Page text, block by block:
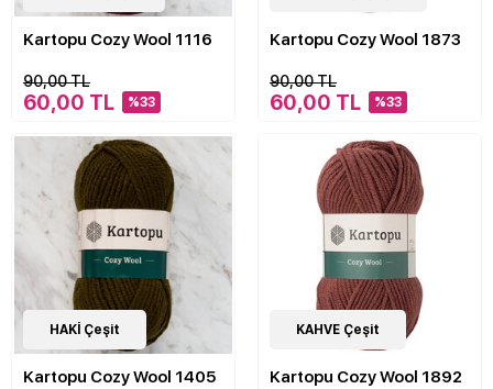
Kartopu Cozy Wool 1116
90,00 TL
60,00 TL %33
Kartopu Cozy Wool 1873
90,00 TL
60,00 TL %33
20Çeşit
HAKİ Çeşit
Kartopu Cozy Wool 1405
20Çeşit
KAHVE Çeşit
Kartopu Cozy Wool 1892